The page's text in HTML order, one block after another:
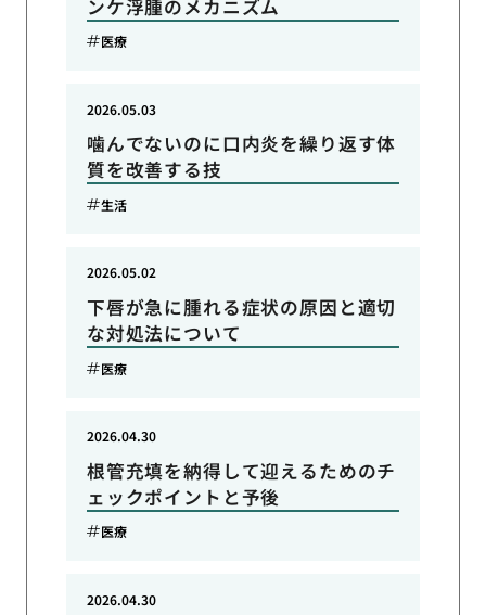
ンケ浮腫のメカニズム
医療
噛んでないのに口内炎を繰り返す体
質を改善する技
2026.05.03
生活
下唇が急に腫れる症状の原因と適切
な対処法について
2026.05.02
医療
根管充填を納得して迎えるためのチ
ェックポイントと予後
2026.04.30
医療
2026.04.30